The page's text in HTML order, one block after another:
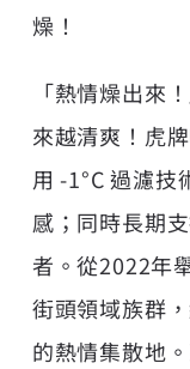
燥！
「熱情燥出來
來越清爽！虎
用 -1°C 過濾技
感；同時長期
者。從2022年
街頭領域族群
的熱情集散地